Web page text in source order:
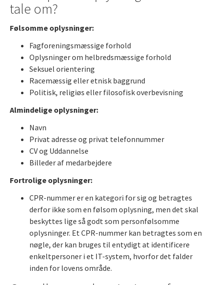
tale om?
Følsomme oplysninger:
Fagforeningsmæssige forhold
Oplysninger om helbredsmæssige forhold
Seksuel orientering
Racemæssig eller etnisk baggrund
Politisk, religiøs eller filosofisk overbevisning
Almindelige oplysninger:
Navn
Privat adresse og privat telefonnummer
CV og Uddannelse
Billeder af medarbejdere
Fortrolige oplysninger:
CPR-nummer er en kategori for sig og betragtes
derfor ikke som en følsom oplysning, men det skal
beskyttes lige så godt som personfølsomme
oplysninger. Et CPR-nummer kan betragtes som en
nøgle, der kan bruges til entydigt at identificere
enkeltpersoner i et IT-system, hvorfor det falder
inden for lovens område.